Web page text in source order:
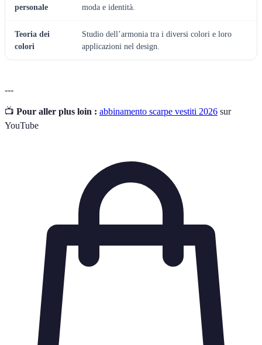
personale
moda e identità.
Teoria dei
colori
Studio dell’armonia tra i diversi colori e loro
applicazioni nel design.
---
📺 Pour aller plus loin : abbinamento scarpe vestiti 2026 sur
YouTube